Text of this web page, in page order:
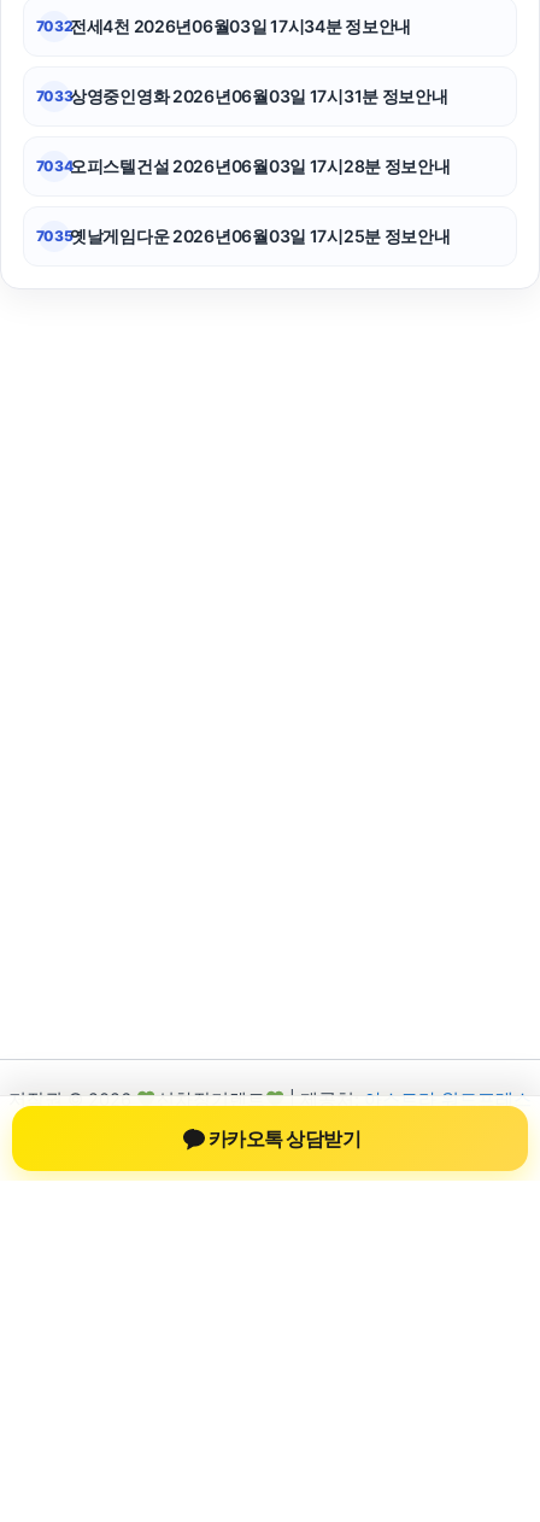
7032전세4천 2026년06월03일 17시34분 정보안내
7033상영중인영화 2026년06월03일 17시31분 정보안내
7034오피스텔건설 2026년06월03일 17시28분 정보안내
7035옛날게임다운 2026년06월03일 17시25분 정보안내
저작권 © 2026 신차장기렌트 | 제공처:
아스트라 워드프레스
테마
카카오톡 상담받기